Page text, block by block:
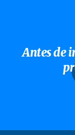
Antes de